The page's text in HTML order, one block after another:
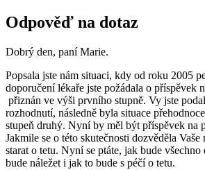
Odpověď na dotaz
Dobrý den, paní Marie.
Popsala jste nám situaci, kdy od roku 2005
doporučení lékaře jste požádala o příspěvek
přiznán ve výši prvního stupně. Vy jste
rozhodnutí, následně byla situace
stupeň druhý. Nyní by měl být příspěvek na
Jakmile se o této skutečnosti dozvěděla
starat o tetu. Nyní se ptáte, jak bude
bude náležet i jak to bude s péčí o tetu.